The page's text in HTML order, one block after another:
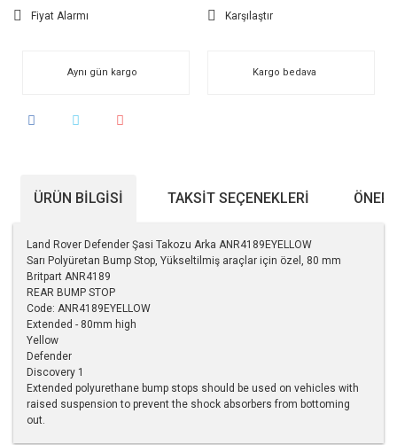
Fiyat Alarmı
Karşılaştır
Aynı gün kargo Kargo bedava
ÜRÜN BILGISI TAKSIT SEÇENEKLERI
Land Rover Defender Şasi Takozu Arka ANR4189EYELLOW
Sarı Polyüretan Bump Stop, Yükseltilmiş araçlar için özel, 80 mm
Britpart ANR4189
REAR BUMP STOP
Code: ANR4189EYELLOW
Extended - 80mm high
Yellow
Defender
Discovery 1
Extended polyurethane bump stops should be used on vehicles with
raised suspension to prevent the shock absorbers from bottoming
out.